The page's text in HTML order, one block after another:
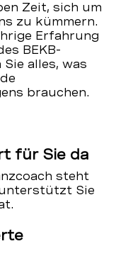
Zeit, sich um
zu kümmern.
Erfahrung
BEKB-
alles, was
brauchen.
für Sie da
steht
Sie